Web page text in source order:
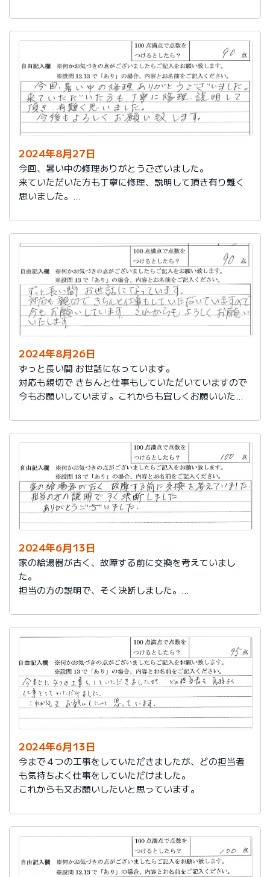
2024年8月27日
今回、暑い中の修理ありがとうございました。
来ていただいた方も丁寧に修理、説明して頂き有り難く
思いました。
2024年8月26日
ずっと長い間 お世話になっています。
対応も親切で きちんと仕事もしていただいていますので
今もお願いしています。これからも宜しくお願いいたし
2024年6月13日
家の給湯器が古く、故障する前に交換を考えていまし
た。
担当の方の説明で、そく決断しました。
2024年6月13日
今まで４つの工事をしていただきましたが、どの担当者
も気持ちよく仕事をしていただけました。
これからも又お願いしたいと思っています。